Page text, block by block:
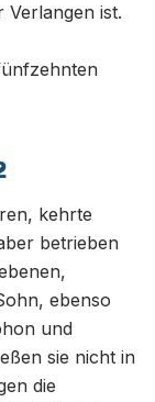
ist.
kehrte
betrieben
ebenso
und
sie nicht in
die